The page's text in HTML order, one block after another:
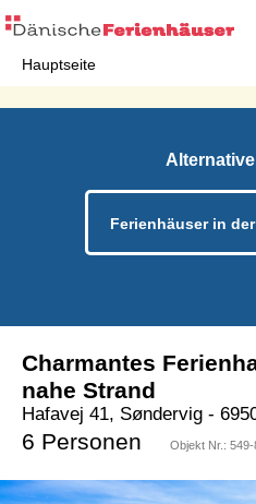
Hauptseite
Ferienhäuser in
Charmantes
nahe Strand
Hafavej 41, Søndervig -
6 Personen Objekt Nr.: 549-